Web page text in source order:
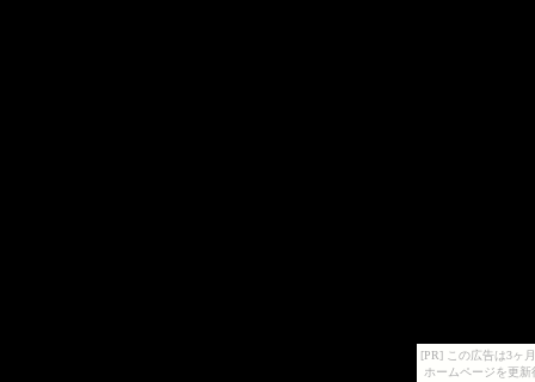
[PR] この広告は3ヶ
ホームページを更